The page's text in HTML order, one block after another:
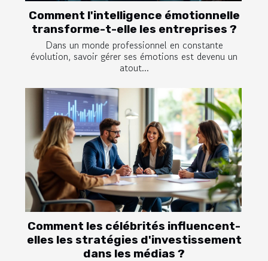
Comment l'intelligence émotionnelle
transforme-t-elle les entreprises ?
Dans un monde professionnel en constante
évolution, savoir gérer ses émotions est devenu un
atout...
Comment les célébrités influencent-
elles les stratégies d'investissement
dans les médias ?